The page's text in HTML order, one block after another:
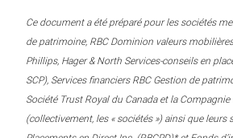
Ce document a été préparé pour les sociétés
de patrimoine, RBC Dominion valeurs
Phillips, Hager & North Services-conseils en
SCP), Services financiers RBC Gestion de
Société Trust Royal du Canada et la Compagnie
(collectivement, les « sociétés ») ainsi que leurs